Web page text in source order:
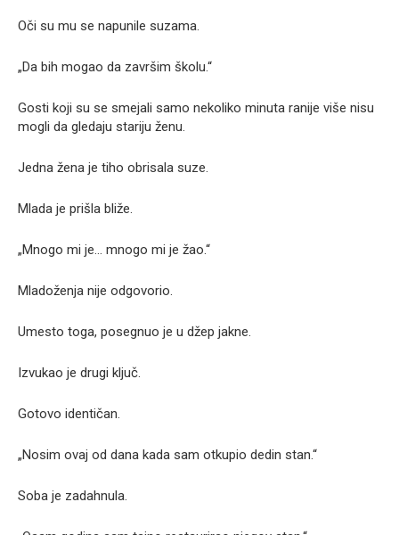
Oči su mu se napunile suzama.
„Da bih mogao da završim školu.“
Gosti koji su se smejali samo nekoliko minuta ranije više nisu
mogli da gledaju stariju ženu.
Jedna žena je tiho obrisala suze.
Mlada je prišla bliže.
„Mnogo mi je… mnogo mi je žao.“
Mladoženja nije odgovorio.
Umesto toga, posegnuo je u džep jakne.
Izvukao je drugi ključ.
Gotovo identičan.
„Nosim ovaj od dana kada sam otkupio dedin stan.“
Soba je zadahnula.